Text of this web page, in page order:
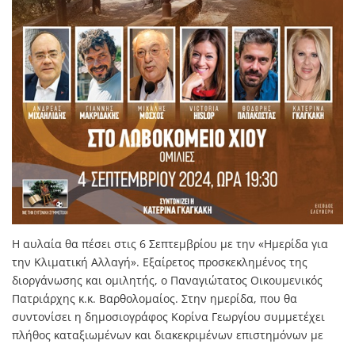
Η αυλαία θα πέσει στις 6 Σεπτεμβρίου με την «Ημερίδα για
την Κλιματική Αλλαγή». Εξαίρετος προσκεκλημένος της
διοργάνωσης και ομιλητής, ο Παναγιώτατος Οικουμενικός
Πατριάρχης κ.κ. Βαρθολομαίος. Στην ημερίδα, που θα
συντονίσει η δημοσιογράφος Κορίνα Γεωργίου συμμετέχει
πλήθος καταξιωμένων και διακεκριμένων επιστημόνων με